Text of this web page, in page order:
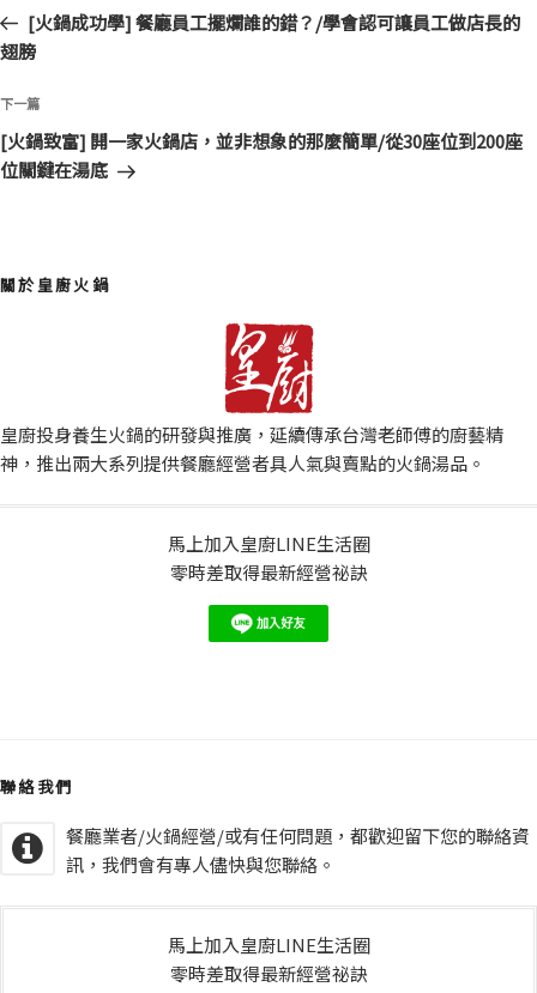
導
覽
一
篇
章
[火鍋成功學] 餐廳員工擺爛誰的錯？/學會認可讓員工做店長的
翅膀
下
一
篇
下一篇
[火鍋致富] 開一家火鍋店，並非想象的那麼簡單/從30座位到200座
位關鍵在湯底
關於皇廚火鍋
皇廚投身養生火鍋的研發與推廣，延續傳承台灣老師傅的廚藝精
神，推出兩大系列提供餐廳經營者具人氣與賣點的火鍋湯品。
馬上加入皇廚LINE生活圈
零時差取得最新經營祕訣
聯絡我們
餐廳業者/火鍋經營/或有任何問題，都歡迎留下您的聯絡資
訊，我們會有專人儘快與您聯絡。
馬上加入皇廚LINE生活圈
零時差取得最新經營祕訣